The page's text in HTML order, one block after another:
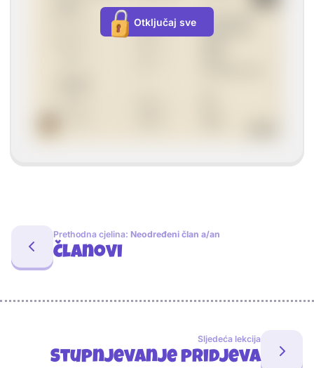
Otključaj sve
Prethodna cjelina: Neodređeni član a/an
Članovi
Sljedeća lekcija
Stupnjevanje pridjeva